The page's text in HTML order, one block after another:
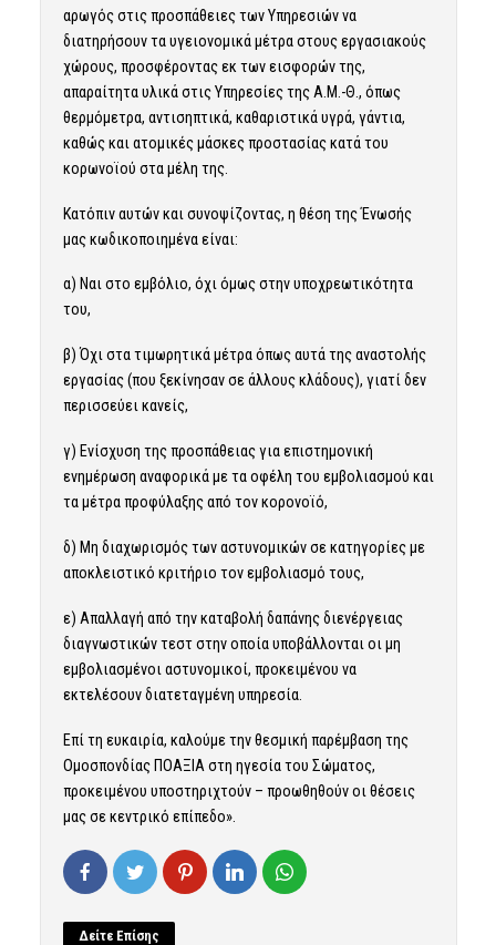
αρωγός στις προσπάθειες των Υπηρεσιών να
διατηρήσουν τα υγειονομικά μέτρα στους εργασιακούς
χώρους, προσφέροντας εκ των εισφορών της,
απαραίτητα υλικά στις Υπηρεσίες της Α.Μ.-Θ., όπως
θερμόμετρα, αντισηπτικά, καθαριστικά υγρά, γάντια,
καθώς και ατομικές μάσκες προστασίας κατά του
κορωνοϊού στα μέλη της.
Κατόπιν αυτών και συνοψίζοντας, η θέση της Ένωσής
μας κωδικοποιημένα είναι:
α) Ναι στο εμβόλιο, όχι όμως στην υποχρεωτικότητα
του,
β) Όχι στα τιμωρητικά μέτρα όπως αυτά της αναστολής
εργασίας (που ξεκίνησαν σε άλλους κλάδους), γιατί δεν
περισσεύει κανείς,
γ) Ενίσχυση της προσπάθειας για επιστημονική
ενημέρωση αναφορικά με τα οφέλη του εμβολιασμού και
τα μέτρα προφύλαξης από τον κορονοϊό,
δ) Μη διαχωρισμός των αστυνομικών σε κατηγορίες με
αποκλειστικό κριτήριο τον εμβολιασμό τους,
ε) Απαλλαγή από την καταβολή δαπάνης διενέργειας
διαγνωστικών τεστ στην οποία υποβάλλονται οι μη
εμβολιασμένοι αστυνομικοί, προκειμένου να
εκτελέσουν διατεταγμένη υπηρεσία.
Επί τη ευκαιρία, καλούμε την θεσμική παρέμβαση της
Ομοσπονδίας ΠΟΑΞΙΑ στη ηγεσία του Σώματος,
προκειμένου υποστηριχτούν – προωθηθούν οι θέσεις
μας σε κεντρικό επίπεδο».
Δείτε Επίσης